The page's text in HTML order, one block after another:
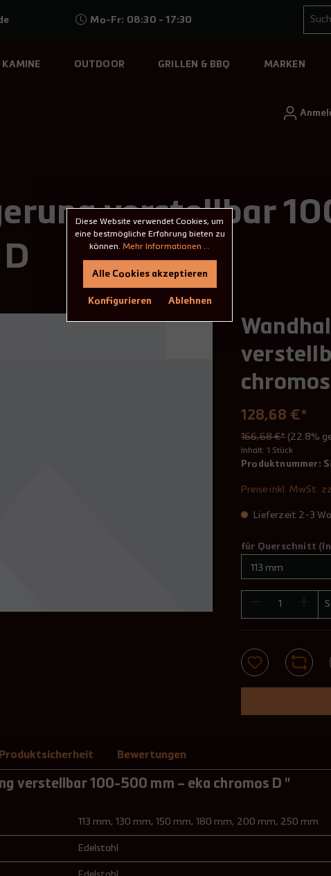
Mo-Fr: 08:30 - 17:30
KAMINE OUTDOOR GRILLEN & BBQ MARKEN
verstellbar
128,68 €*
166,68 €* (22.8%
Inhalt: 1 Stück
Produktnummer:
Preise inkl. MwSt.
Lieferzeit 2-3
für Querschnitt
Bewertungen
verstellbar 100-500 mm – eka chromos D "
113 mm, 130 mm, 150 mm, 180 mm, 200 mm, 250 mm
Edelstahl
Diese Website verwendet Cookies, um
eine bestmögliche Erfahrung bieten zu
können. Mehr Informationen ...
Ablehnen
Konfigurieren
Alle Cookies akzeptieren